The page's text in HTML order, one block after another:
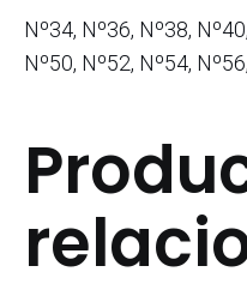
Nº34, Nº36, Nº38,
Nº50, Nº52, Nº54,